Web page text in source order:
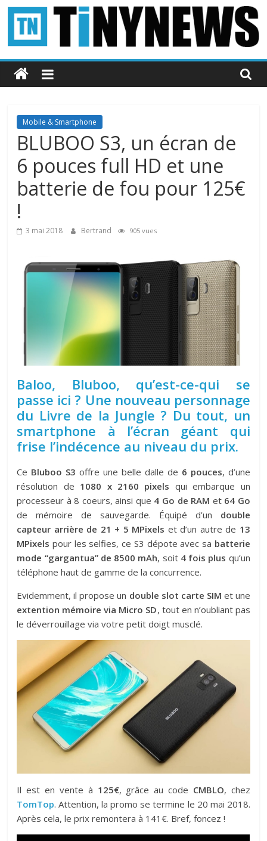
Passer
contenu
Tinynews
Le
belge
connecté
Mobile & Smartphone
BLUBOO S3, un écran de
6 pouces full HD et une
batterie de fou pour 125€
!
3 mai 2018 Bertrand 905 vues
Baloo, Bluboo, qu’est-ce-qui se
passe ici ? Une nouveau personnage
du Livre de la Jungle ? Du tout, un
smartphone à l’écran géant qui
frise l’indécence au niveau du prix.
Ce Bluboo S3 offre une belle dalle de 6 pouces, d’une
résolution de 1080 x 2160 pixels qui embarque un
processeur à 8 coeurs, ainsi que 4 Go de RAM et 64 Go
de mémoire de sauvegarde. Équipé d’un double
capteur arrière de 21 + 5 MPixels et d’un autre de 13
MPixels pour les selfies, ce S3 dépote avec sa batterie
mode “gargantua” de 8500 mAh, soit 4 fois plus qu’un
téléphone haut de gamme de la concurrence.
Evidemment, il propose un double slot carte SIM et une
extention mémoire via Micro SD, tout en n’oubliant pas
le déverrouillage via votre petit doigt musclé.
Il est en vente à 125€, grâce au code CMBLO, chez
TomTop. Attention, la promo se termine le 20 mai 2018.
Après cela, le prix remontera à 141€. Bref, foncez !